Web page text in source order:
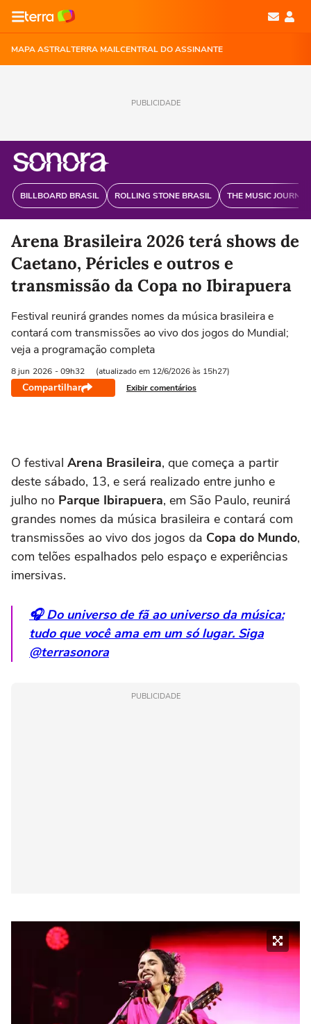
MAPA ASTRALTERRA MAILCENTRAL DO ASSINANTE
PUBLICIDADE
BILLBOARD BRASIL ROLLING STONE BRASIL THE MUSIC
Arena Brasileira 2026 terá shows de
Caetano, Péricles e outros e
transmissão da Copa no Ibirapuera
Festival reunirá grandes nomes da música brasileira e
contará com transmissões ao vivo dos jogos do Mundial;
veja a programação completa
8 jun 2026 - 09h32 (atualizado em 12/6/2026 às 15h27)
Compartilhar Exibir comentários
O festival Arena Brasileira, que começa a partir
deste sábado, 13, e será realizado entre junho e
julho no Parque Ibirapuera, em São Paulo, reunirá
grandes nomes da música brasileira e contará com
transmissões ao vivo dos jogos da Copa do Mundo,
com telões espalhados pelo espaço e experiências
imersivas.
🎧 Do universo de fã ao universo da música:
tudo que você ama em um só lugar. Siga
@terrasonora
PUBLICIDADE